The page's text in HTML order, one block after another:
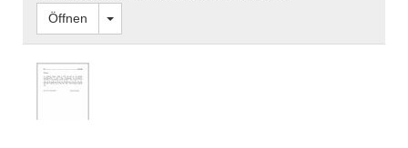
Öffnen Dropdown öffnen